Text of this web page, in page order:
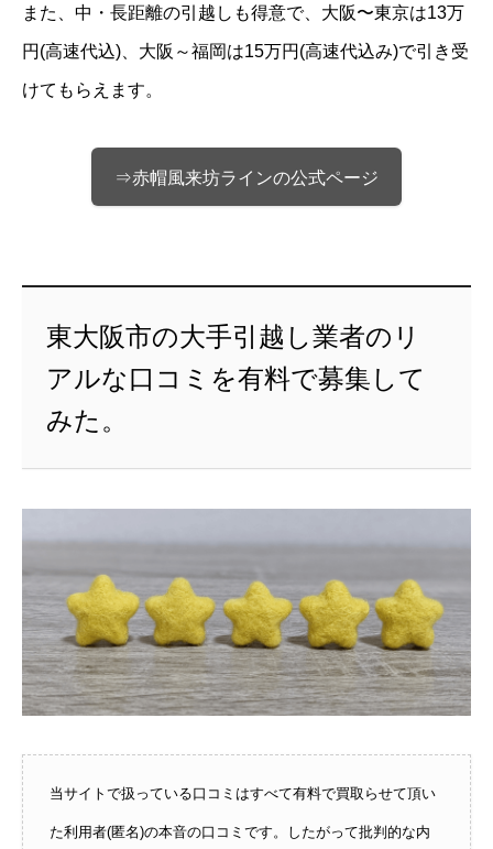
また、中・長距離の引越しも得意で、大阪〜東京は13万
円(高速代込)、大阪～福岡は15万円(高速代込み)で引き受
けてもらえます。
⇒赤帽風来坊ラインの公式ページ
東大阪市の大手引越し業者のリ
アルな口コミを有料で募集して
みた。
当サイトで扱っている口コミはすべて有料で買取らせて頂い
た利用者(匿名)の本音の口コミです。したがって批判的な内